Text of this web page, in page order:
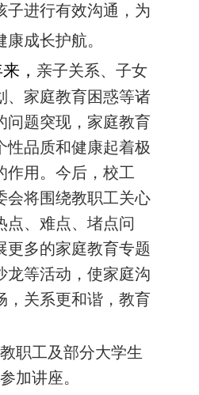
子进行有效沟通，为
康成长护航。
， 亲子关系、子女
、家庭教育困惑等诸
问题突现，家庭教育
性品质和健康起着极
作用。今后，校工
会将围绕教职工关心
点、难点、堵点问
更多的家庭教育专题
龙等活动，使家庭沟
，关系更和谐，教育
职工及部分大学生
加讲座。